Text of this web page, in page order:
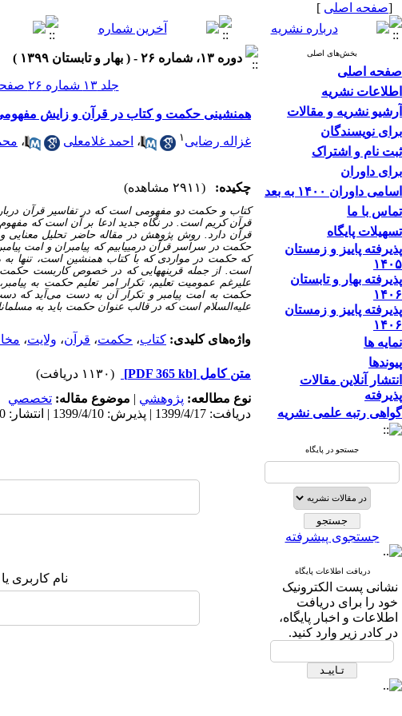
[صفحه اصلی ]
بخش‌های اصلی
صفحه اصلی
اطلاعات نشریه
آرشیو نشریه و مقالات
برای نویسندگان
ثبت نام و اشتراک
برای داوران
اسامی داوران ۱۴۰۰ به بعد
تماس با ما
تسهیلات پایگاه
پذیرفته پاییز و زمستان
۱۴۰۵
پذیرفته بهار و تابستان
۱۴۰۶
پذیرفته پاییز و زمستان
۱۴۰۶
نمایه ها
پیوندها
انتشار آنلاین مقالات
پذیرفته
گواهی رتبه علمی نشریه
جستجو در پایگاه
جستجوی پیشرفته
دریافت اطلاعات پایگاه
نشانی پست الکترونیک
خود را برای دریافت
اطلاعات و اخبار پایگاه،
در کادر زیر وارد کنید.
دوره ۱۳، شماره ۲۶ - ( بهار و تابستان ۱۳۹۹ )
جلد ۱۳ شماره ۲۶ صفحات ۱۶۵-۱۴۱
همنشینی حکمت و کتاب در قرآن و زایش
غزاله رضایی ۱ ، احمد غلامعلی ،
چکیده: (۲۹۱۱ مشاهده)
کتاب و حکمت دو مفهومی است که در تفاسیر قرآن
قرآن کریم است. در نگاه جدید ادعا بر آن است که
قرآن دارد. روش پژوهش در مقاله حاضر تحلیل
حکمت در سراسر قرآن درمی­یابیم که پیامبران و امت
که حکمت در مواردی که با کتاب همنشین است، تنها
است. از جمله قرینه­هایی که در خصوص کاربست حکمت
علیرغم عمومیت تعلیم، تکرار امر تعلیم حکمت به
حکمت به امت پیامبر و تکرار آن به دست می‌آید که
علیه‌السلام است که در قالب عنوان حکمت باید به
واژه‌های کلیدی: کتاب، حکمت، قرآن، ولایت،
متن کامل [PDF 365 kb]
(۱۱۳۰ دریافت)
نوع مطالعه: پژوهشي | موضوع مقاله: تخصصي
دریافت: 1399/4/17 | پذیرش: 1399/4/10 | انتشار: 1399/4/10
نام کاربری